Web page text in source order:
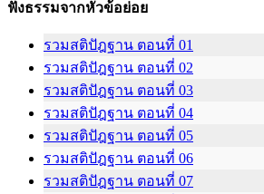
ฟังธรรมจากหัวข้อย่อย
รวมสติปัฎฐาน ตอนที่ 01
รวมสติปัฎฐาน ตอนที่ 02
รวมสติปัฎฐาน ตอนที่ 03
รวมสติปัฎฐาน ตอนที่ 04
รวมสติปัฎฐาน ตอนที่ 05
รวมสติปัฎฐาน ตอนที่ 06
รวมสติปัฎฐาน ตอนที่ 07